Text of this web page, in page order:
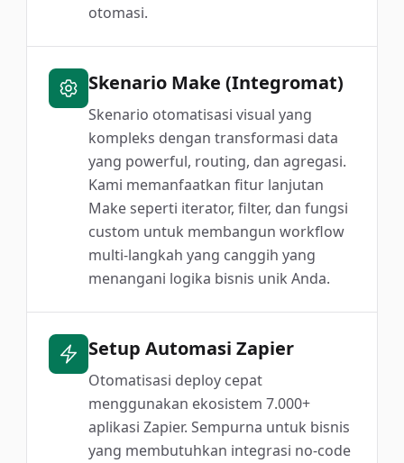
otomasi.
Skenario Make (Integromat)
Skenario otomatisasi visual yang
kompleks dengan transformasi data
yang powerful, routing, dan agregasi.
Kami memanfaatkan fitur lanjutan
Make seperti iterator, filter, dan fungsi
custom untuk membangun workflow
multi-langkah yang canggih yang
menangani logika bisnis unik Anda.
Setup Automasi Zapier
Otomatisasi deploy cepat
menggunakan ekosistem 7.000+
aplikasi Zapier. Sempurna untuk bisnis
yang membutuhkan integrasi no-code